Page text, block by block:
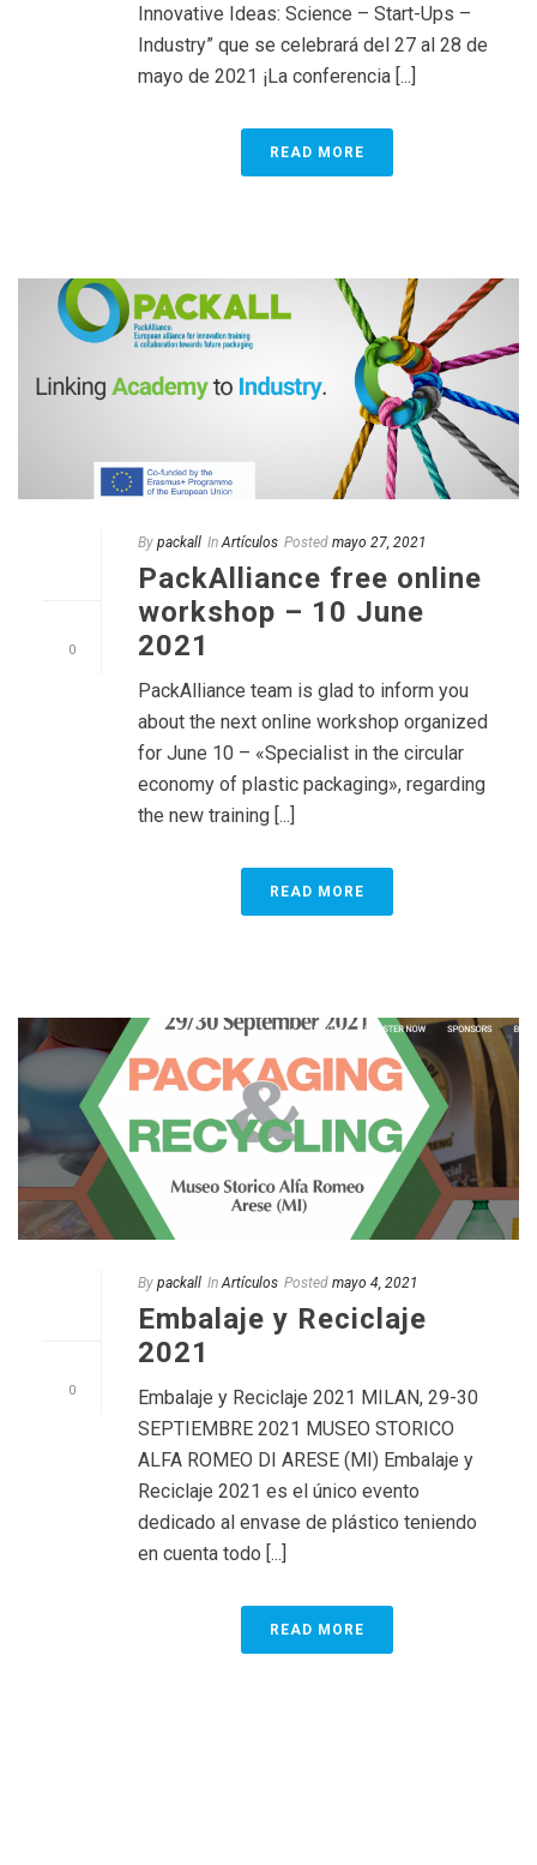
Innovative Ideas: Science – Start-Ups –
Industry” que se celebrará del 27 al 28 de
mayo de 2021 ¡La conferencia [...]
READ MORE
0
By packall In Artículos Posted mayo 27, 2021
PackAlliance free online
workshop – 10 June
2021
PackAlliance team is glad to inform you
about the next online workshop organized
for June 10 – «Specialist in the circular
economy of plastic packaging», regarding
the new training [...]
READ MORE
0
By packall In Artículos Posted mayo 4, 2021
Embalaje y Reciclaje
2021
Embalaje y Reciclaje 2021 MILAN, 29-30
SEPTIEMBRE 2021 MUSEO STORICO
ALFA ROMEO DI ARESE (MI) Embalaje y
Reciclaje 2021 es el único evento
dedicado al envase de plástico teniendo
en cuenta todo [...]
READ MORE